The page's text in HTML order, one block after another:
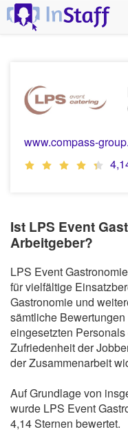
www.compass-
Ist LPS Event
Arbeitgeber?
LPS Event
für vielfältige
Gastronomie und
sämtliche
eingesetzten
Zufriedenheit der
der Zusammenarbeit
Auf Grundlage von
wurde LPS Event
4,14 Sternen bewertet.